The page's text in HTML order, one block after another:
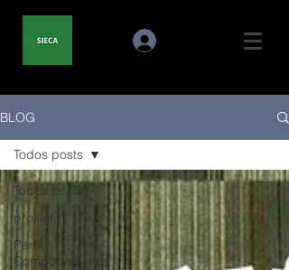
BLOG
Todos posts
profiler
Perfil
Comportamental
Todos posts